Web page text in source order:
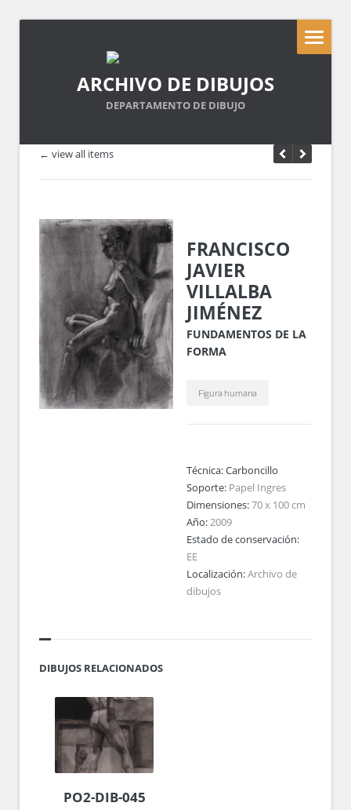
ARCHIVO DE DIBUJOS
DEPARTAMENTO DE DIBUJO
← view all items
FRANCISCO
JAVIER
VILLALBA
JIMÉNEZ
FUNDAMENTOS DE LA
FORMA
Figura humana
Técnica:Carboncillo
Soporte: Papel Ingres
Dimensiones:70 x 100 cm
Año:2009
Estado de conservación:
EE
Localización:Archivo de
dibujos
DIBUJOS RELACIONADOS
PO2-DIB-045